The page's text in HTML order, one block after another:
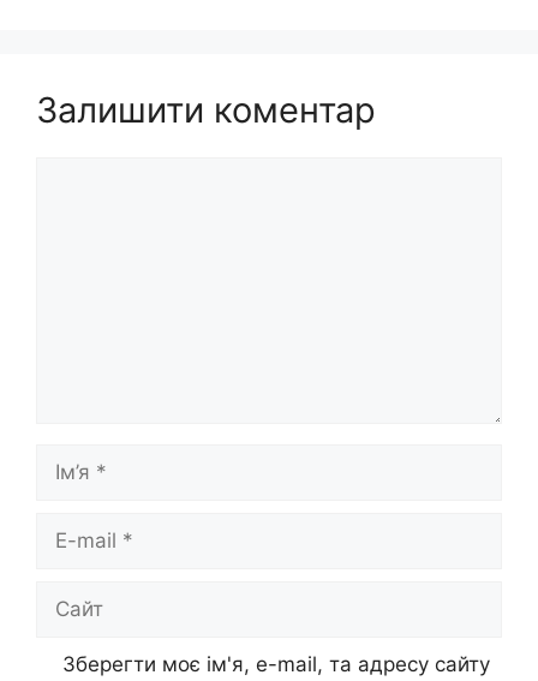
Залишити коментар
Ім’я
Сайт
Зберегти моє ім'я, e-mail, та адресу сайту